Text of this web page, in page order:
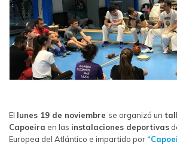
El lunes 19 de noviembre se organizó un
Capoeira en las instalaciones deportivas
Europea del Atlántico e impartido por